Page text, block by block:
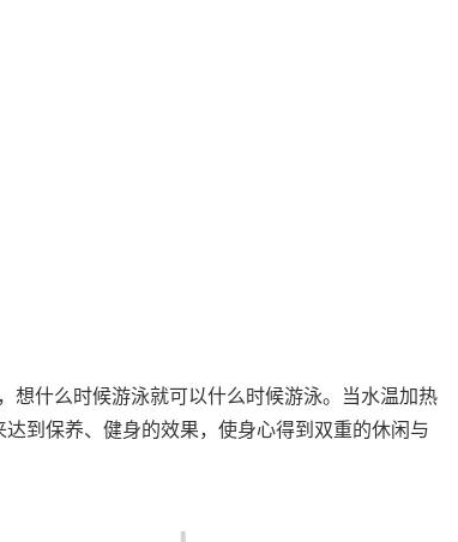
什么时候游泳就可以什么时候游泳。当水温加热
到保养、健身的效果，使身心得到双重的休闲与